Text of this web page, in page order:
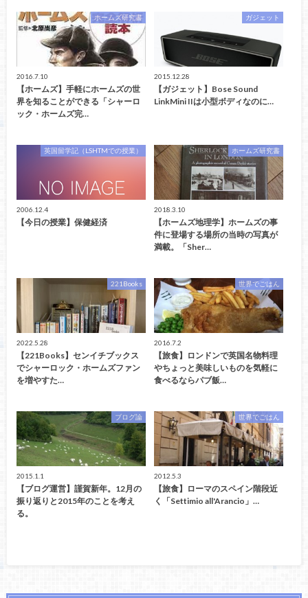
ホームズ研究書
2016.7.10
【ホームズ】手軽にホームズの世
界を知ることができる「シャーロ
ック・ホームズ完…
ガジェット
2015.12.28
【ガジェット】Bose Sound
LinkMini IIは小型ボディなのに…
英国留学記（LSHTMでの授業）
2006.12.4
【今日の授業】保健経済
ホームズ研究書
2018.3.10
【ホームズ地理学】ホームズの事
件に登場する場所の当時の写真が
満載。「Sher…
221Books
2022.5.28
【221Books】センイチブックス
でシャーロック・ホームズファン
を増やすた…
世界でごはん
2016.7.2
【旅食】ロンドンで英国名物料理
やちょっと美味しいものを気軽に
食べるならパブ飯…
ブログ論
2015.1.1
【ブログ運営】謹賀新年。12月の
振り返りと2015年のことを考え
る。
世界でごはん
2012.5.3
【旅食】ローマのスペイン階段近
く「Settimio all'Arancio」…